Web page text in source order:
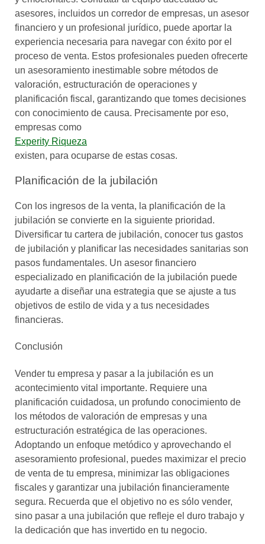
asesores, incluidos un corredor de empresas, un asesor
financiero y un profesional jurídico, puede aportar la
experiencia necesaria para navegar con éxito por el
proceso de venta. Estos profesionales pueden ofrecerte
un asesoramiento inestimable sobre métodos de
valoración, estructuración de operaciones y
planificación fiscal, garantizando que tomes decisiones
con conocimiento de causa. Precisamente por eso,
empresas como
Experity Riqueza
existen, para ocuparse de estas cosas.
Planificación de la jubilación
Con los ingresos de la venta, la planificación de la
jubilación se convierte en la siguiente prioridad.
Diversificar tu cartera de jubilación, conocer tus gastos
de jubilación y planificar las necesidades sanitarias son
pasos fundamentales. Un asesor financiero
especializado en planificación de la jubilación puede
ayudarte a diseñar una estrategia que se ajuste a tus
objetivos de estilo de vida y a tus necesidades
financieras.
Conclusión
Vender tu empresa y pasar a la jubilación es un
acontecimiento vital importante. Requiere una
planificación cuidadosa, un profundo conocimiento de
los métodos de valoración de empresas y una
estructuración estratégica de las operaciones.
Adoptando un enfoque metódico y aprovechando el
asesoramiento profesional, puedes maximizar el precio
de venta de tu empresa, minimizar las obligaciones
fiscales y garantizar una jubilación financieramente
segura. Recuerda que el objetivo no es sólo vender,
sino pasar a una jubilación que refleje el duro trabajo y
la dedicación que has invertido en tu negocio.